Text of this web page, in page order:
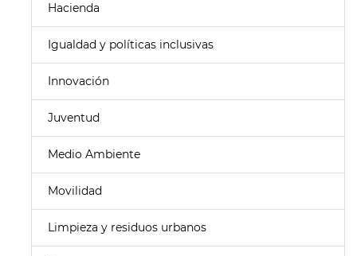
Hacienda
Igualdad y políticas inclusivas
Innovación
Juventud
Medio Ambiente
Movilidad
Limpieza y residuos urbanos